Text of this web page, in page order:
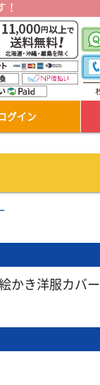
グイン
かき洋服カバー